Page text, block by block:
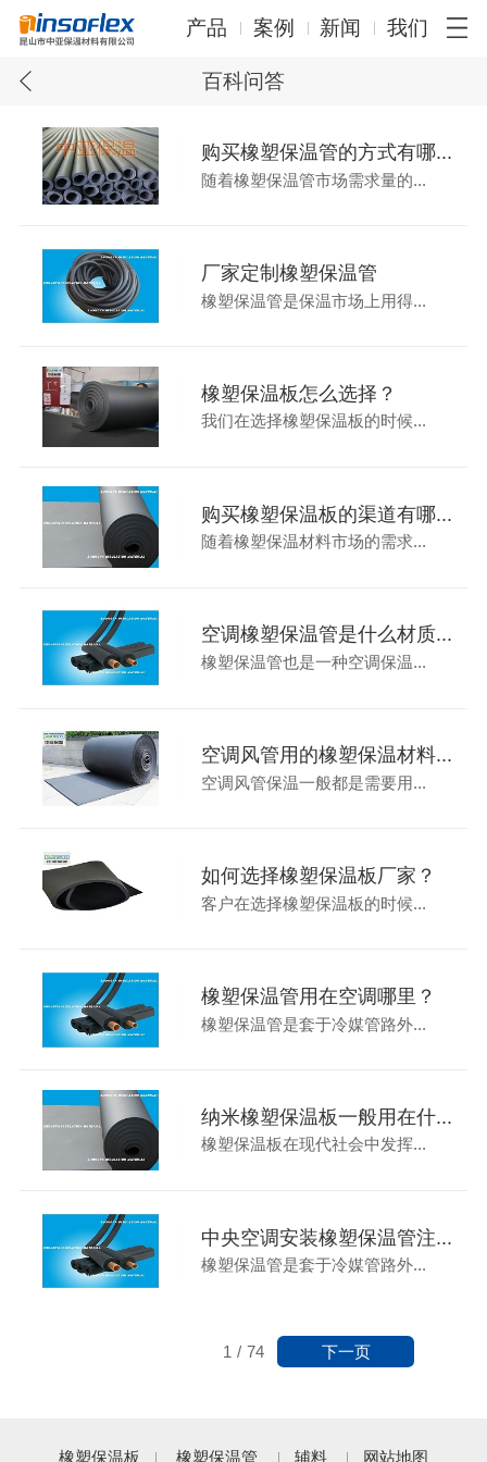
产品 案例 新闻 我们
百科问答
购买橡塑保温管的方式有哪...
随着橡塑保温管市场需求量的...
厂家定制橡塑保温管
橡塑保温管是保温市场上用得...
橡塑保温板怎么选择？
我们在选择橡塑保温板的时候...
购买橡塑保温板的渠道有哪...
随着橡塑保温材料市场的需求...
空调橡塑保温管是什么材质...
橡塑保温管也是一种空调保温...
空调风管用的橡塑保温材料...
空调风管保温一般都是需要用...
如何选择橡塑保温板厂家？
客户在选择橡塑保温板的时候...
橡塑保温管用在空调哪里？
橡塑保温管是套于冷媒管路外...
纳米橡塑保温板一般用在什...
橡塑保温板在现代社会中发挥...
中央空调安装橡塑保温管注...
橡塑保温管是套于冷媒管路外...
1 / 74 下一页
橡塑保温板 橡塑保温管 辅料 网站地图